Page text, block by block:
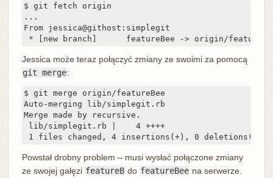
$ git fetch origin
...
From jessica@githost:simplegit
* [new branch]      featureBee -> origin/
Jessica może teraz połączyć zmiany ze swoimi za pomocą
git merge:
$ git merge origin/featureBee
Auto-merging lib/simplegit.rb
Merge made by recursive.
lib/simplegit.rb |    4 ++++
1 files changed, 4 insertions(+), 0 deletions(-)
Powstał drobny problem – musi wysłać połączone zmiany
ze swojej gałęzi featureB do featureBee na serwerze.